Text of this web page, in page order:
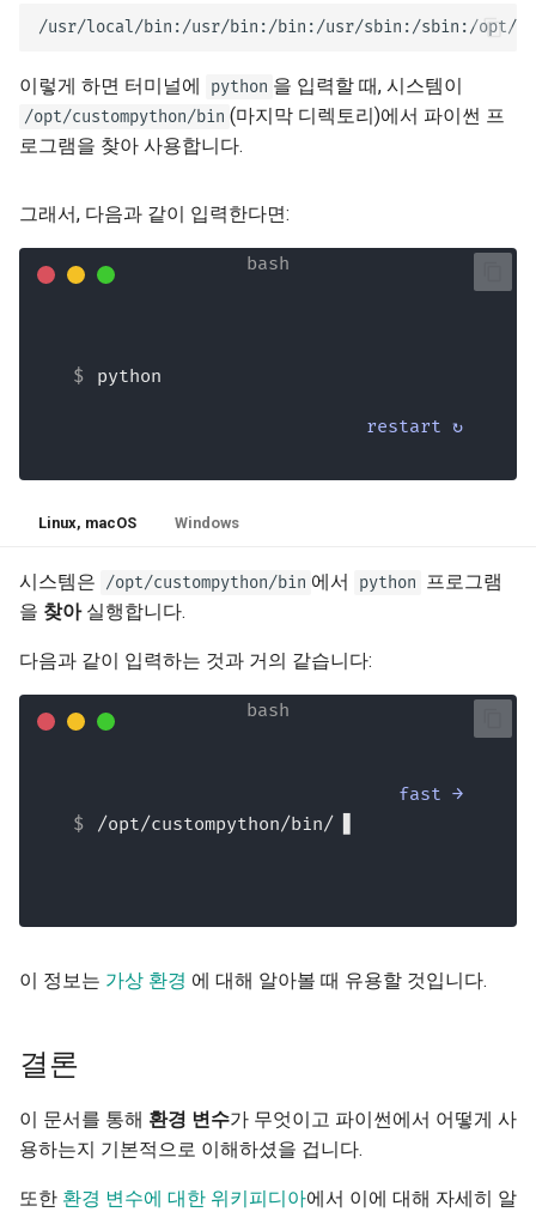
이렇게 하면 터미널에 python 을 입력할 때, 시스템이
/opt/custompython/bin (마지막 디렉토리)에서 파이썬 프
로그램을 찾아 사용합니다.
그래서, 다음과 같이 입력한다면:
python
restart ↻
Linux, macOS Windows
시스템은 /opt/custompython/bin 에서 python
프로그램
을 찾아실행합니다.
다음과 같이 입력하는 것과 거의 같습니다:
fast →
/opt/custompython/bin/python
이 정보는 가상 환경 에 대해 알아볼 때 유용할 것입니다.
결론
이 문서를 통해 환경 변수가 무엇이고 파이썬에서 어떻게 사
용하는지 기본적으로 이해하셨을 겁니다.
또한 환경 변수에 대한 위키피디아에서 이에 대해 자세히 알